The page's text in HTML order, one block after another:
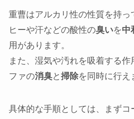
重曹はアルカリ性の性質を持っ
ヒーや汗などの酸性の臭いを中
用があります。
また、湿気や汚れを吸着する作
ファの消臭と 掃除を同時に行え
具体的な手順としては、まずコ